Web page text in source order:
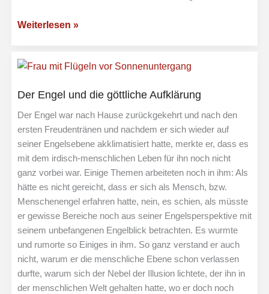
Der
der
Draht
zu
Gott
Weiterlesen »
Der Engel und die göttliche Aufklärung
Der Engel war nach Hause zurückgekehrt und nach den
ersten Freudentränen und nachdem er sich wieder auf
seiner Engelsebene akklimatisiert hatte, merkte er, dass es
mit dem irdisch-menschlichen Leben für ihn noch nicht
ganz vorbei war. Einige Themen arbeiteten noch in ihm: Als
hätte es nicht gereicht, dass er sich als Mensch, bzw.
Menschenengel erfahren hatte, nein, es schien, als müsste
er gewisse Bereiche noch aus seiner Engelsperspektive mit
seinem unbefangenen Engelblick betrachten. Es wurmte
und rumorte so Einiges in ihm. So ganz verstand er auch
nicht, warum er die menschliche Ebene schon verlassen
durfte, warum sich der Nebel der Illusion lichtete, der ihn in
der menschlichen Welt gehalten hatte, wo er doch noch